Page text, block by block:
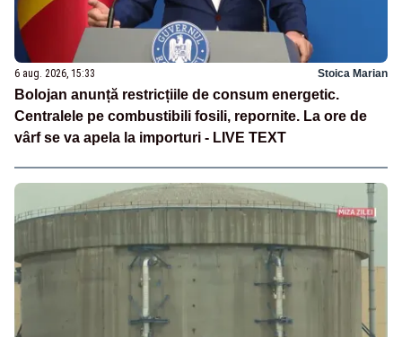
6 aug. 2026, 15:33 Stoica Marian
Bolojan anunță restricțiile de consum energetic.
Centralele pe combustibili fosili, repornite. La ore de
vârf se va apela la importuri - LIVE TEXT